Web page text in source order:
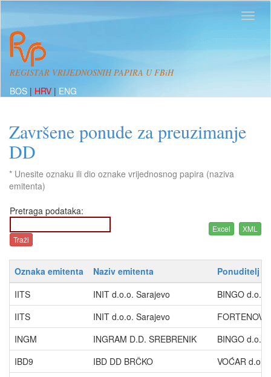
REGISTAR VRIJEDNOSNIH PAPIRA U FBiH
BOS | HRV | ENG
Završene ponude za preuzimanje
DD
* Unesite oznaku ili dio oznake vrijednosnog papira (naziva
emitenta)
Pretraga podataka:
Oznaka emitenta Naziv emitenta
Ponuditelj
IITS
INIT d.o.o. Sarajevo
BINGO d.o.o.
IITS
INIT d.o.o. Sarajevo
INGM
INGRAM D.D. SREBRENIK
BINGO d.o.o.
IBD9
IBD DD BRČKO
VOĆAR